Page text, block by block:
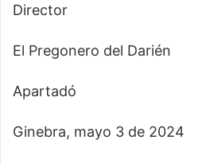
Director
El Pregonero del Darién
Apartadó
Ginebra, mayo 3 de 2024